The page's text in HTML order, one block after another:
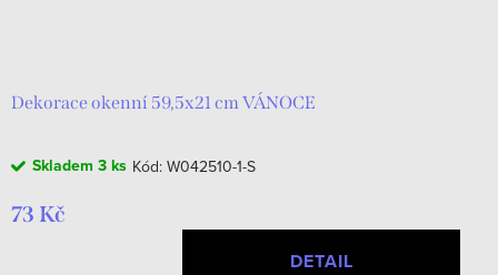
Dekorace okenní 59,5x21 cm VÁNOCE
Skladem 3 ks Kód: W042510-1-S
73 Kč
DETAIL